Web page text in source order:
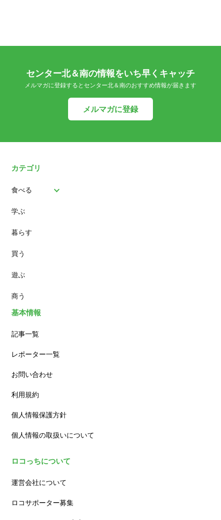
センター北＆南の情報をいち早くキャッチ
メルマガに登録するとセンター北＆南のおすすめ情報が届きます
メルマガに登録
カテゴリ
食べる
パン
スイーツ
ランチ
カフェ
学ぶ
暮らす
買う
遊ぶ
商う
基本情報
記事一覧
レポーター一覧
お問い合わせ
利用規約
個人情報保護方針
個人情報の取扱いについて
ロコっちについて
運営会社について
ロコサポーター募集